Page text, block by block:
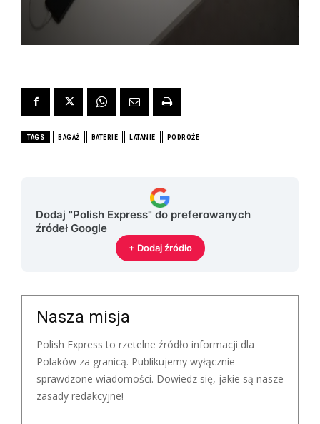
TAGS BAGAŻ BATERIE LATANIE PODRÓŻE
Dodaj "Polish Express" do preferowanych
źródeł Google
+ Dodaj źródło
Nasza misja
Polish Express to rzetelne źródło informacji dla
Polaków za granicą. Publikujemy wyłącznie
sprawdzone wiadomości. Dowiedz się, jakie są nasze
zasady redakcyjne!